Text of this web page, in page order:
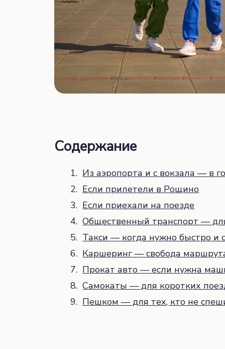
Содержание
Из аэропорта и с вокзала — в
Если прилетели в Рощино
Если приехали на поезде
Общественный транспорт —
Такси — когда нужно быстро и
Каршеринг — свобода
Прокат авто — если нужна
Самокаты — для коротких
Пешком — для тех, кто не